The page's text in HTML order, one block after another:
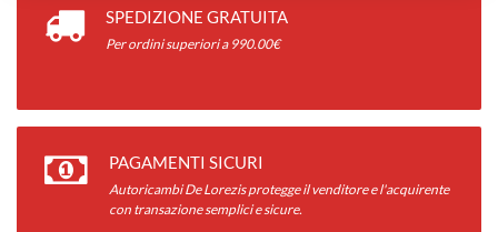
SPEDIZIONE GRATUITA
Per ordini superiori a 990.00€
PAGAMENTI SICURI
Autoricambi De Lorezis protegge il venditore e l'acquirente
con transazione semplici e sicure.